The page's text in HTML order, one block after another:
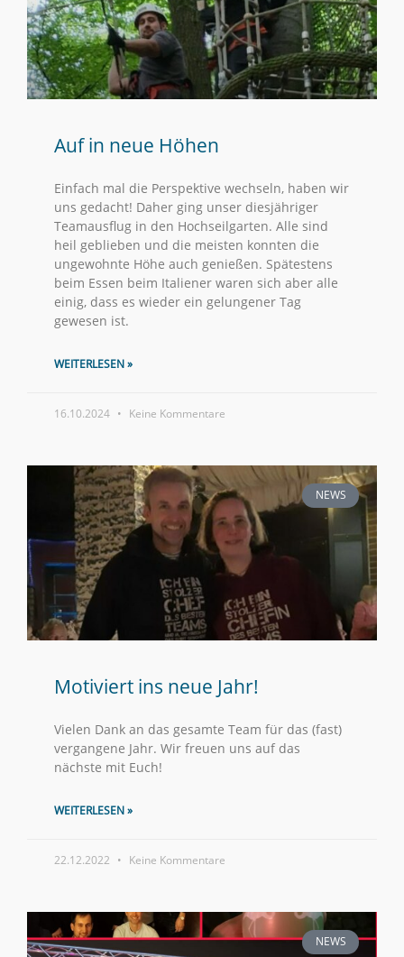
Auf in neue Höhen
Einfach mal die Perspektive wechseln, haben wir
uns gedacht! Daher ging unser diesjähriger
Teamausflug in den Hochseilgarten. Alle sind
heil geblieben und die meisten konnten die
ungewohnte Höhe auch genießen. Spätestens
beim Essen beim Italiener waren sich aber alle
einig, dass es wieder ein gelungener Tag
gewesen ist.
WEITERLESEN »
16.10.2024 Keine Kommentare
NEWS
Motiviert ins neue Jahr!
Vielen Dank an das gesamte Team für das (fast)
vergangene Jahr. Wir freuen uns auf das
nächste mit Euch!
WEITERLESEN »
22.12.2022 Keine Kommentare
NEWS